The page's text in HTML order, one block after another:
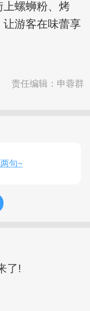
螺蛳粉、烤
游客在味蕾享
责任编辑：申蓉群
句~
了!